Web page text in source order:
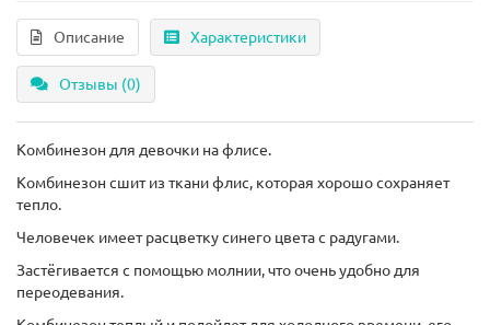
Описание Характеристики
Отзывы (0)
Комбинезон для девочки на флисе.
Комбинезон сшит из ткани флис, которая хорошо сохраняет
тепло.
Человечек имеет расцветку синего цвета с радугами.
Застёгивается с помощью молнии, что очень удобно для
переодевания.